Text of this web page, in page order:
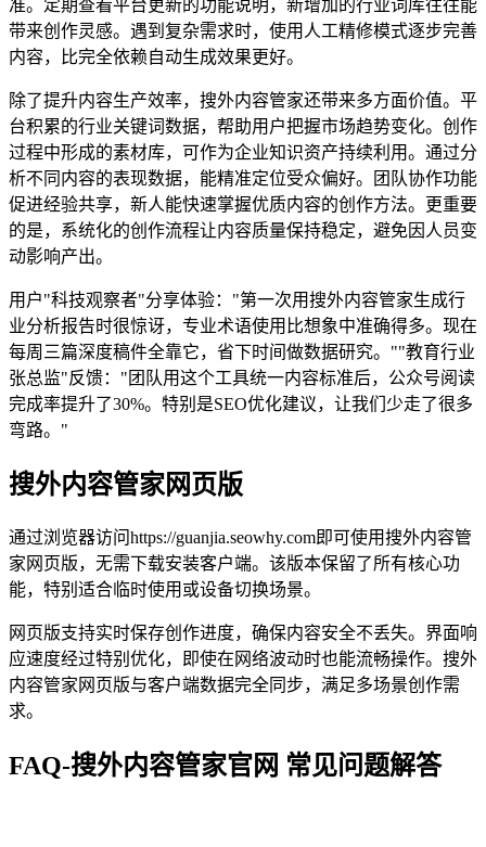
准。定期查看平台更新的功能说明，新增加的行业词库往往能
带来创作灵感。遇到复杂需求时，使用人工精修模式逐步完善
内容，比完全依赖自动生成效果更好。
除了提升内容生产效率，搜外内容管家还带来多方面价值。平
台积累的行业关键词数据，帮助用户把握市场趋势变化。创作
过程中形成的素材库，可作为企业知识资产持续利用。通过分
析不同内容的表现数据，能精准定位受众偏好。团队协作功能
促进经验共享，新人能快速掌握优质内容的创作方法。更重要
的是，系统化的创作流程让内容质量保持稳定，避免因人员变
动影响产出。
用户"科技观察者"分享体验："第一次用搜外内容管家生成行
业分析报告时很惊讶，专业术语使用比想象中准确得多。现在
每周三篇深度稿件全靠它，省下时间做数据研究。""教育行业
张总监"反馈："团队用这个工具统一内容标准后，公众号阅读
完成率提升了30%。特别是SEO优化建议，让我们少走了很多
弯路。"
搜外内容管家网页版
通过浏览器访问https://guanjia.seowhy.com即可使用搜外内容管
家网页版，无需下载安装客户端。该版本保留了所有核心功
能，特别适合临时使用或设备切换场景。
网页版支持实时保存创作进度，确保内容安全不丢失。界面响
应速度经过特别优化，即使在网络波动时也能流畅操作。搜外
内容管家网页版与客户端数据完全同步，满足多场景创作需
求。
FAQ-搜外内容管家官网 常见问题解答